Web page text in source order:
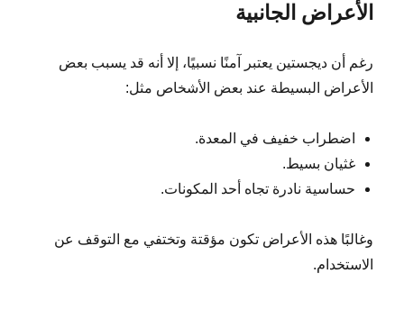
الأعراض الجانبية
رغم أن ديجستين يعتبر آمنًا نسبيًا، إلا أنه قد يسبب بعض
الأعراض البسيطة عند بعض الأشخاص مثل:
اضطراب خفيف في المعدة.
غثيان بسيط.
حساسية نادرة تجاه أحد المكونات.
وغالبًا هذه الأعراض تكون مؤقتة وتختفي مع التوقف عن
الاستخدام.